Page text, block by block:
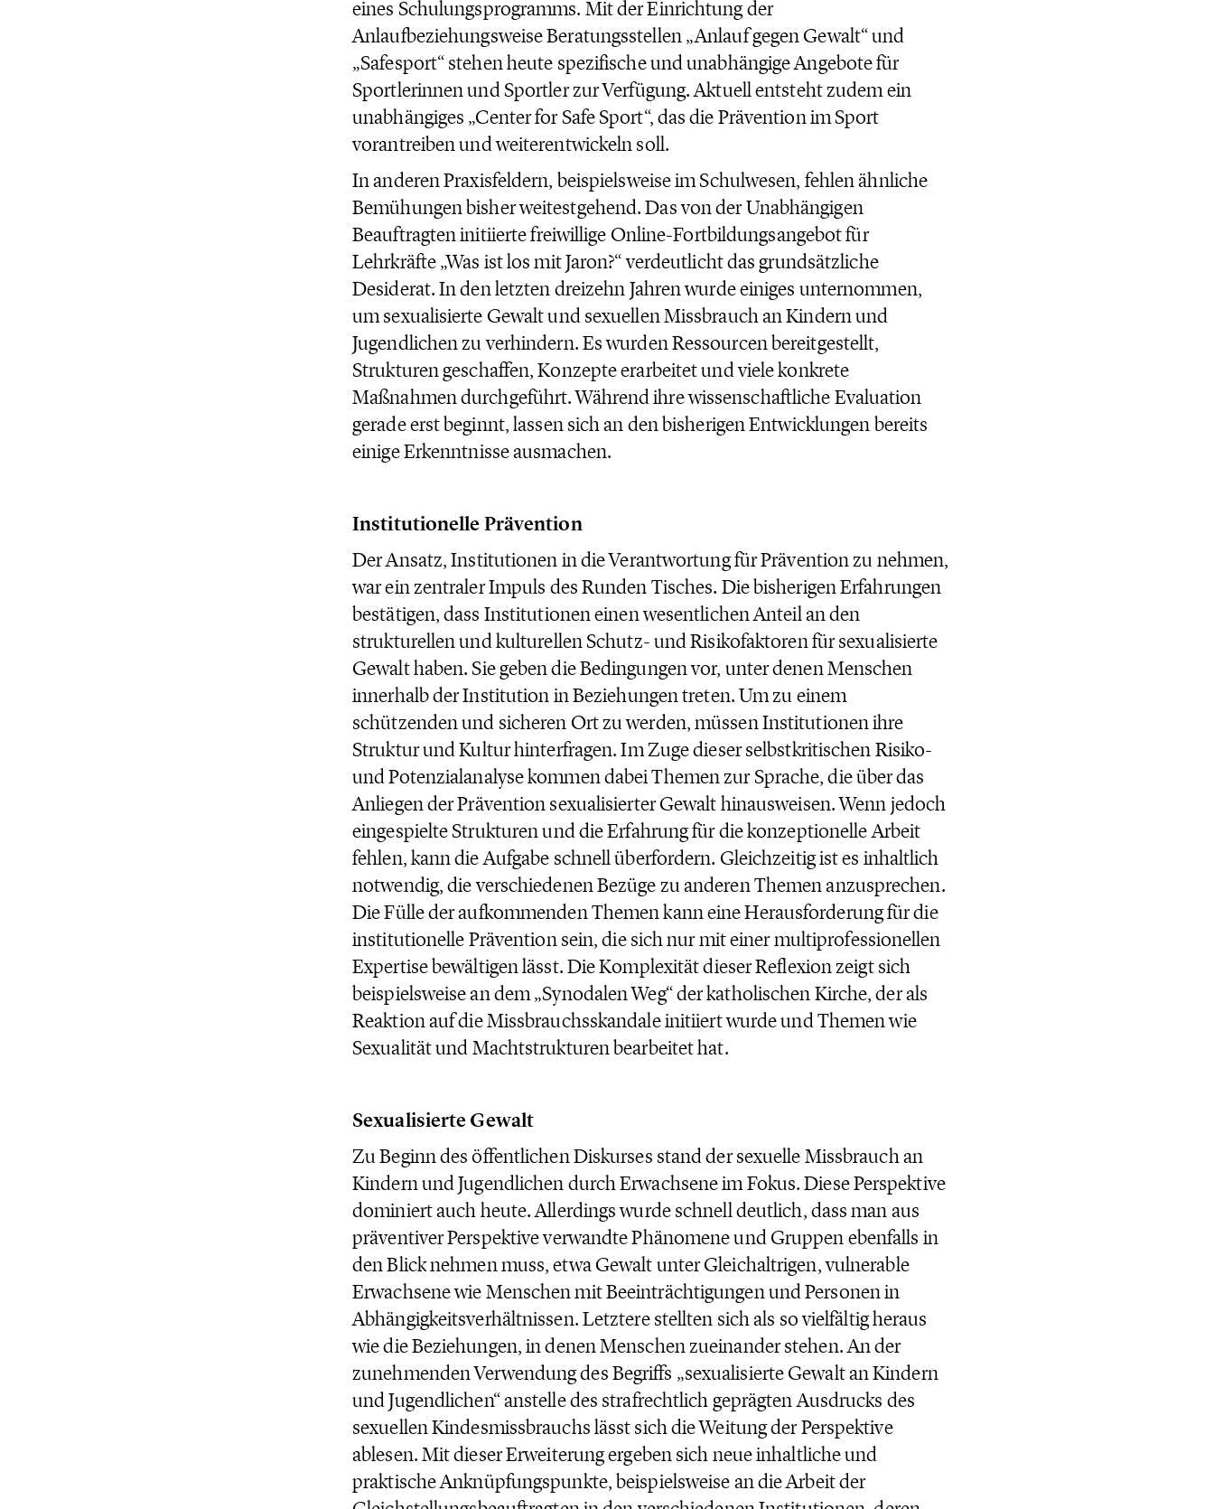
eines Schulungsprogramms. Mit der Einrichtung der
Anlaufbeziehungsweise Beratungsstellen „Anlauf gegen Gewalt“ und
„Safesport“ stehen heute spezifische und unabhängige Angebote für
Sportlerinnen und Sportler zur Verfügung. Aktuell entsteht zudem ein
unabhängiges „Center for Safe Sport“, das die Prävention im Sport
vorantreiben und weiterentwickeln soll.
In anderen Praxisfeldern, beispielsweise im Schulwesen, fehlen ähnliche
Bemühungen bisher weitestgehend. Das von der Unabhängigen
Beauftragten initiierte freiwillige Online-Fortbildungsangebot für
Lehrkräfte „Was ist los mit Jaron?“ verdeutlicht das grundsätzliche
Desiderat. In den letzten dreizehn Jahren wurde einiges unternommen,
um sexualisierte Gewalt und sexuellen Missbrauch an Kindern und
Jugendlichen zu verhindern. Es wurden Ressourcen bereitgestellt,
Strukturen geschaffen, Konzepte erarbeitet und viele konkrete
Maßnahmen durchgeführt. Während ihre wissenschaftliche Evaluation
gerade erst beginnt, lassen sich an den bisherigen Entwicklungen bereits
einige Erkenntnisse ausmachen.
Institutionelle Prävention
Der Ansatz, Institutionen in die Verantwortung für Prävention zu nehmen,
war ein zentraler Impuls des Runden Tisches. Die bisherigen Erfahrungen
bestätigen, dass Institutionen einen wesentlichen Anteil an den
strukturellen und kulturellen Schutz- und Risikofaktoren für sexualisierte
Gewalt haben. Sie geben die Bedingungen vor, unter denen Menschen
innerhalb der Institution in Beziehungen treten. Um zu einem
schützenden und sicheren Ort zu werden, müssen Institutionen ihre
Struktur und Kultur hinterfragen. Im Zuge dieser selbstkritischen Risiko-
und Potenzialanalyse kommen dabei Themen zur Sprache, die über das
Anliegen der Prävention sexualisierter Gewalt hinausweisen. Wenn jedoch
eingespielte Strukturen und die Erfahrung für die konzeptionelle Arbeit
fehlen, kann die Aufgabe schnell überfordern. Gleichzeitig ist es inhaltlich
notwendig, die verschiedenen Bezüge zu anderen Themen anzusprechen.
Die Fülle der aufkommenden Themen kann eine Herausforderung für die
institutionelle Prävention sein, die sich nur mit einer multiprofessionellen
Expertise bewältigen lässt. Die Komplexität dieser Reflexion zeigt sich
beispielsweise an dem „Synodalen Weg“ der katholischen Kirche, der als
Reaktion auf die Missbrauchsskandale initiiert wurde und Themen wie
Sexualität und Machtstrukturen bearbeitet hat.
Sexualisierte Gewalt
Zu Beginn des öffentlichen Diskurses stand der sexuelle Missbrauch an
Kindern und Jugendlichen durch Erwachsene im Fokus. Diese Perspektive
dominiert auch heute. Allerdings wurde schnell deutlich, dass man aus
präventiver Perspektive verwandte Phänomene und Gruppen ebenfalls in
den Blick nehmen muss, etwa Gewalt unter Gleichaltrigen, vulnerable
Erwachsene wie Menschen mit Beeinträchtigungen und Personen in
Abhängigkeitsverhältnissen. Letztere stellten sich als so vielfältig heraus
wie die Beziehungen, in denen Menschen zueinander stehen. An der
zunehmenden Verwendung des Begriffs „sexualisierte Gewalt an Kindern
und Jugendlichen“ anstelle des strafrechtlich geprägten Ausdrucks des
sexuellen Kindesmissbrauchs lässt sich die Weitung der Perspektive
ablesen. Mit dieser Erweiterung ergeben sich neue inhaltliche und
praktische Anknüpfungspunkte, beispielsweise an die Arbeit der